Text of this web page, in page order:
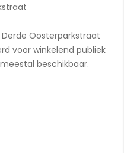
Oosterparkstraat
voor winkelend publiek
beschikbaar.